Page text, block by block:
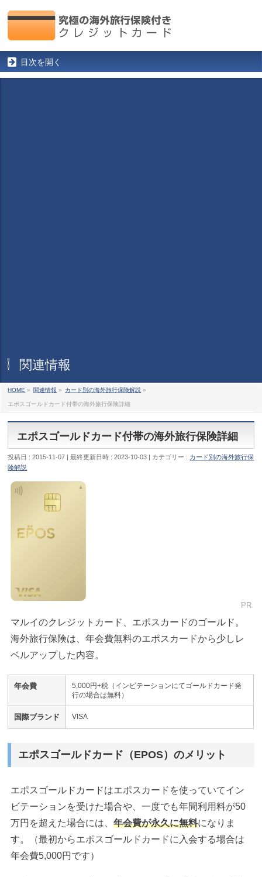
目次を開く
関連情報
HOME » 関連情報 » カード別の海外旅行保険解説 »
エポスゴールドカード付帯の海外旅行保険詳細
エポスゴールドカード付帯の海外旅行保険詳細
投稿日 : 2015-11-07 最終更新日時 : 2023-10-03 カテゴリー : カード別の海外旅行保
険解説
PR
マルイのクレジットカード、エポスカードのゴールド。
海外旅行保険は、年会費無料のエポスカードから少しレ
ベルアップした内容。
年会費
5,000円+税（インビテーションにてゴールドカード発
行の場合は無料）
国際ブランド VISA
エポスゴールドカード（EPOS）のメリット
エポスゴールドカードはエポスカードを使っていてイン
ビテーションを受けた場合や、一度でも年間利用料が50
万円を超えた場合には、年会費が永久に無料になりま
す。（最初からエポスゴールドカードに入会する場合は
年会費5,000円です）